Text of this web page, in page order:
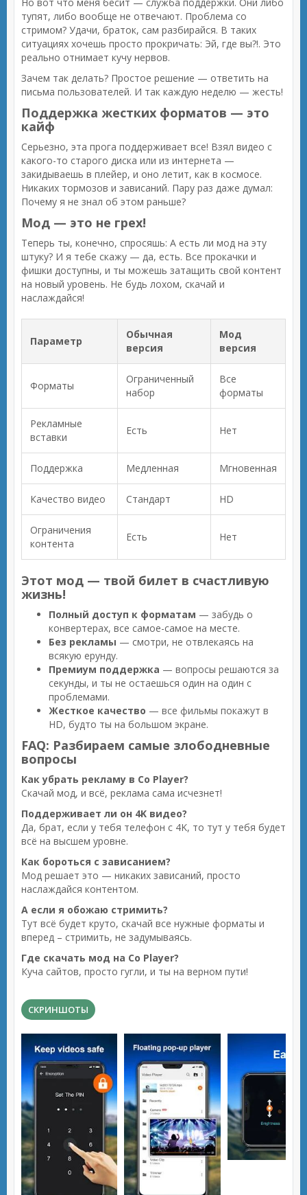
тупят, либо вообще не отвечают. Проблема со
стримом? Удачи, браток, сам разбирайся. В таких
ситуациях хочешь просто прокричать: Эй, где вы?!. Это
реально отнимает кучу нервов.
Зачем так делать? Простое решение — ответить на
письма пользователей. И так каждую неделю — жесть!
Поддержка жестких форматов — это
кайф
Серьезно, эта прога поддерживает все! Взял видео с
какого-то старого диска или из интернета —
закидываешь в плейер, и оно летит, как в космосе.
Никаких тормозов и зависаний. Пару раз даже думал:
Почему я не знал об этом раньше?
Мод — это не грех!
Теперь ты, конечно, спросяшь: А есть ли мод на эту
штуку? И я тебе скажу — да, есть. Все прокачки и
фишки доступны, и ты можешь затащить свой контент
на новый уровень. Не будь лохом, скачай и
наслаждайся!
Параметр
Обычная
версия
Мод
версия
Форматы
Ограниченный
набор
Все
форматы
Рекламные
вставки
Есть Нет
Поддержка Медленная Мгновенная
Качество видео Стандарт HD
Ограничения
контента
Есть Нет
Этот мод — твой билет в счастливую
жизнь!
Полный доступ к форматам — забудь о
конвертерах, все самое-самое на месте.
Без рекламы — смотри, не отвлекаясь на
всякую ерунду.
Премиум поддержка — вопросы решаются за
секунды, и ты не остаешься один на один с
проблемами.
Жесткое качество — все фильмы покажут в
HD, будто ты на большом экране.
FAQ: Разбираем самые злободневные
вопросы
Как убрать рекламу в Co Player?
Скачай мод, и всё, реклама сама исчезнет!
Поддерживает ли он 4K видео?
Да, брат, если у тебя телефон с 4K, то тут у тебя будет
всё на высшем уровне.
Как бороться с зависанием?
Мод решает это — никаких зависаний, просто
наслаждайся контентом.
А если я обожаю стримить?
Тут всё будет круто, скачай все нужные форматы и
вперед – стримить, не задумываясь.
Где скачать мод на Co Player?
Куча сайтов, просто гугли, и ты на верном пути!
СКРИНШОТЫ